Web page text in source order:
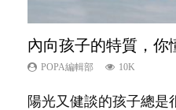
內向孩子的特質，你
POPA編輯部 10K
陽光又健談的孩子總是
愛孩子也別忘了愛自
己的身心靈？
夫妻必看！經營婚姻
POPA編輯部 22.9K
你是不是也曾經以為只
新手父母不用怕
POPA編輯部 16.3K
相信許多人初為人父母
想孩子學好外語，點
POPA編輯部 9.9K
有人話學多種語言越早